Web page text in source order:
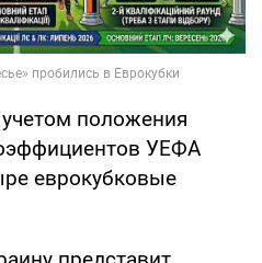
положения
УЕФА
еврокубковые